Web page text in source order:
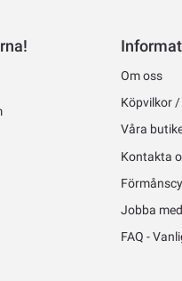
Om oss
Köpvilkor
Våra
Kontakta
Jobba
FAQ -